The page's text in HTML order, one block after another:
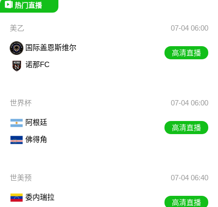
热门直播
美乙 07-04 06:00
国际盖恩斯维尔
诺那FC
高清直播
世界杯 07-04 06:00
阿根廷
佛得角
高清直播
世美预 07-04 06:40
委内瑞拉
高清直播